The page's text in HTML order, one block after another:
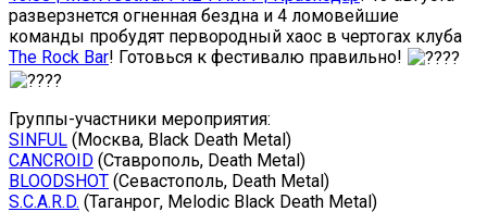
разверзнется огненная бездна и 4 ломовейшие
команды пробудят первородный хаос в чертогах клуба
The Rock Bar! Готовься к фестивалю правильно!
Группы-участники мероприятия:
SINFUL (Москва, Black Death Metal)
CANCROID (Ставрополь, Death Metal)
BLOODSHOT (Севастополь, Death Metal)
S.C.A.R.D. (Таганрог, Melodic Black Death Metal)